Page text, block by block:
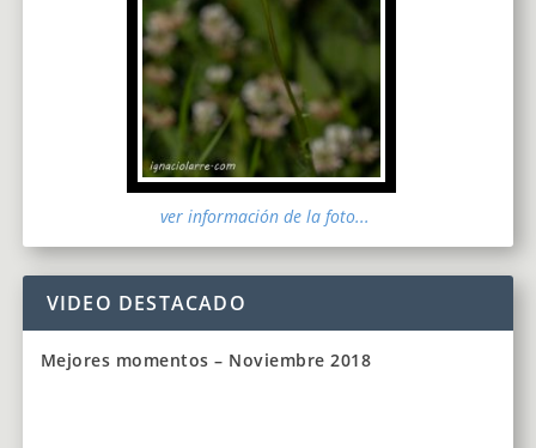
ver información de la foto...
VIDEO DESTACADO
Mejores momentos – Noviembre 2018